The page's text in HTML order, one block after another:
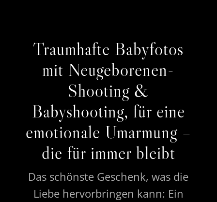
Traumhafte Babyfotos
mit Neugeborenen-
Shooting &
Babyshooting, für eine
emotionale Umarmung –
die für immer bleibt
Das schönste Geschenk, was die
Liebe hervorbringen kann: Ein